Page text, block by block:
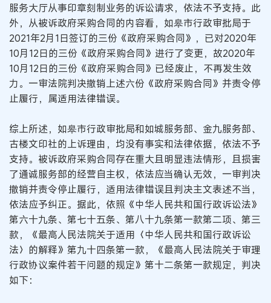
服务大厅从事印章刻制业务的诉讼请求，依法不予支持。此
外，从被诉政府采购合同的内容看，如皋市行政审批局于
2021年2月1日签订的三份《政府采购合同》，已对2020年
10月12日的三份《政府采购合同》进行了变更，故2020年
10月12日的三份《政府采购合同》已经废止，不再发生效
力。一审法院判决撤销上述六份《政府采购合同》并责令停
止履行，属适用法律错误。
综上所述，如皋市行政审批局和如城服务部、金九服务部、
古楼文印社的上诉理由，均没有事实和法律依据，依法不予
支持。被诉政府采购合同存在重大且明显违法情形，且损害
了通诚服务部的经营自主权，依法应当确认无效，一审判决
撤销并责令停止履行，适用法律错误且判决主文表述不当，
依法应予纠正。据此，依照《中华人民共和国行政诉讼法》
第六十九条、第七十五条、第八十九条第一款第二项、第三
款，《最高人民法院关于适用〈中华人民共和国行政诉讼
法〉的解释》第九十四条第一款，《最高人民法院关于审理
行政协议案件若干问题的规定》第十二条第一款规定，判决
如下：